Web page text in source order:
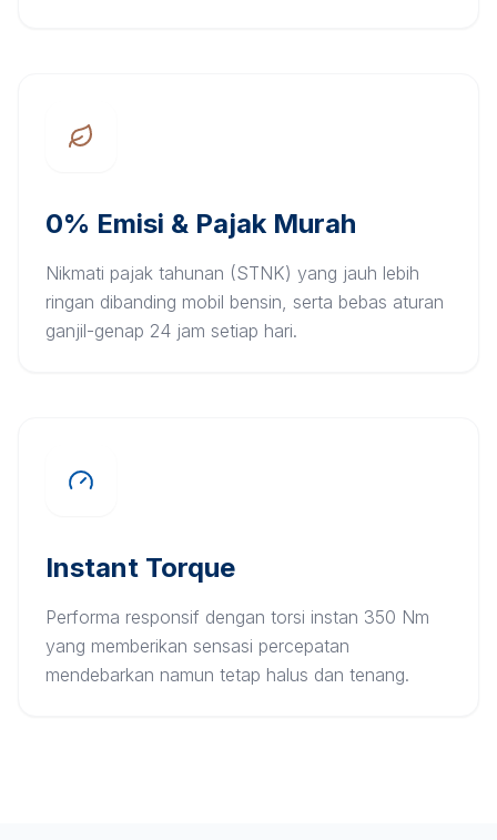
0% Emisi & Pajak Murah
Nikmati pajak tahunan (STNK) yang jauh lebih
ringan dibanding mobil bensin, serta bebas aturan
ganjil-genap 24 jam setiap hari.
Instant Torque
Performa responsif dengan torsi instan 350 Nm
yang memberikan sensasi percepatan
mendebarkan namun tetap halus dan tenang.